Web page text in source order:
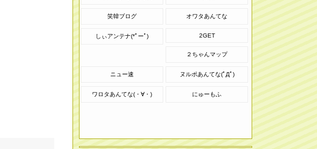
笑韓ブログ オワタあんてな
しぃアンテナ(*ﾟーﾟ) 2GET
２ちゃんマップ
ニュー速 ヌルポあんてな(ﾟДﾟ)
ワロタあんてな(・∀・) にゅーもふ